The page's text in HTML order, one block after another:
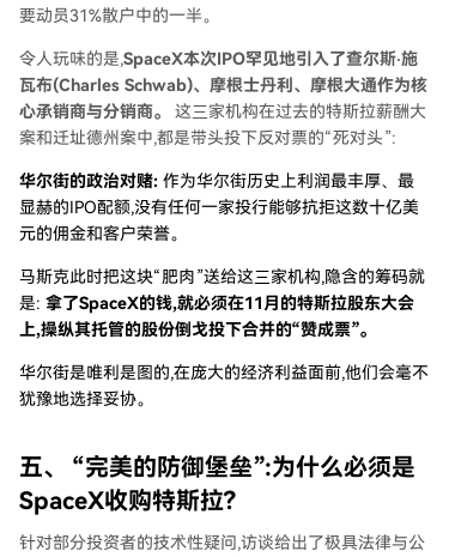
要动员31%散户中的一半。
令人玩味的是,SpaceX本次IPO罕见地引入了查尔斯·施
瓦布(Charles Schwab)、摩根士丹利、摩根大通作为核
心承销商与分销商。
这三家机构在过去的特斯拉薪酬大
案和迁址德州案中,都是带头投下反对票的“死对头”:
华尔街的政治对赌: 作为华尔街历史上利润最丰厚、最
显赫的IPO配额,没有任何一家投行能够抗拒这数十亿美
元的佣金和客户荣誉。
马斯克此时把这块“肥肉”送给这三家机构,隐含的筹码就
是: 拿了SpaceX的钱,就必须在11月的特斯拉股东大会
上,操纵其托管的股份倒戈投下合并的“赞成票”。
华尔街是唯利是图的,在庞大的经济利益面前,他们会毫不
犹豫地选择妥协。
五、 “完美的防御堡垒”:为什么必须是
SpaceX收购特斯拉?
针对部分投资者的技术性疑问,访谈给出了极具法律与公